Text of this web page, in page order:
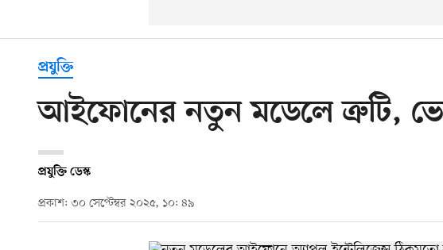
প্রযুক্তি
আইফোনের নতুন মডেলে ত্রুটি,
প্রযুক্তি ডেস্ক
প্রকাশ: ৩০ সেপ্টেম্বর ২০২৫, ১০: ৪৯